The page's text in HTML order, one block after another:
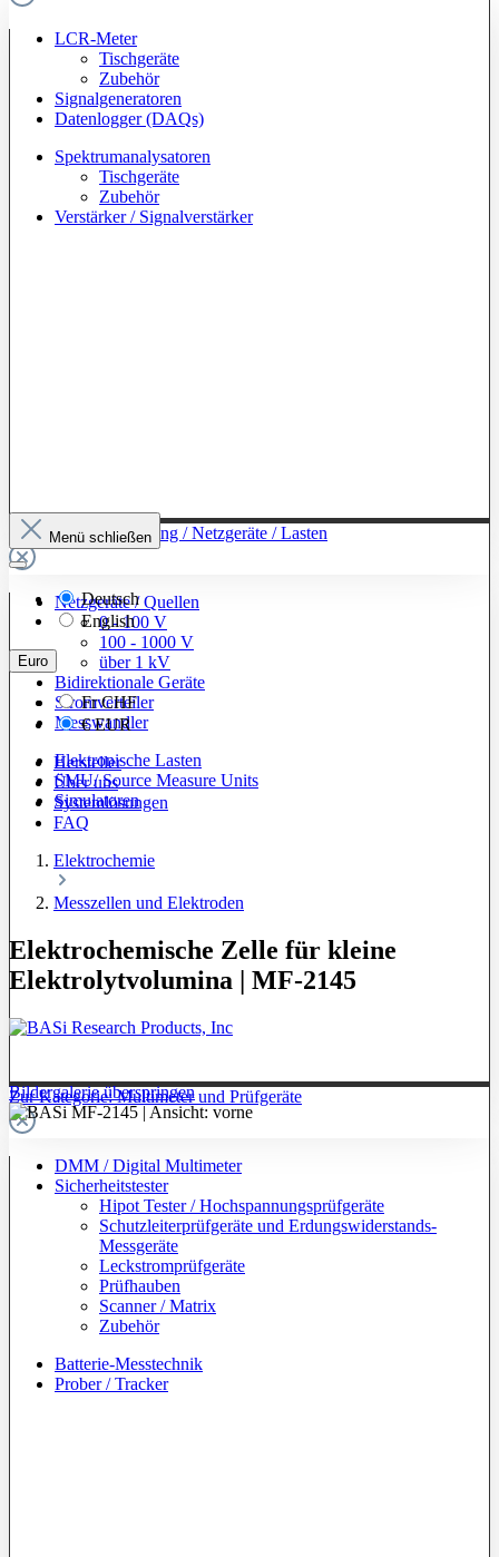
LCR-Meter
Tischgeräte
Zubehör
Signalgeneratoren
Datenlogger (DAQs)
Spektrumanalysatoren
Tischgeräte
Zubehör
Verstärker / Signalverstärker
Zur Kategorie: Leistung / Netzgeräte / Lasten
Netzgeräte / Quellen
0 - 100 V
100 - 1000 V
über 1 kV
Bidirektionale Geräte
Stromverteiler
Messwandler
Elektronische Lasten
SMU/ Source Measure Units
Simulatoren
Zur Kategorie: Multimeter und Prüfgeräte
DMM / Digital Multimeter
Sicherheitstester
Hipot Tester / Hochspannungsprüfgeräte
Schutzleiterprüfgeräte und Erdungswiderstands-
Messgeräte
Leckstromprüfgeräte
Prüfhauben
Scanner / Matrix
Zubehör
Batterie-Messtechnik
Prober / Tracker
Menü schließen
Deutsch
English
Euro
FrCHF
€EUR
Hersteller
Über uns
Systemlösungen
FAQ
Elektrochemie
Messzellen und Elektroden
Elektrochemische Zelle für kleine
Elektrolytvolumina | MF-2145
Bildergalerie überspringen